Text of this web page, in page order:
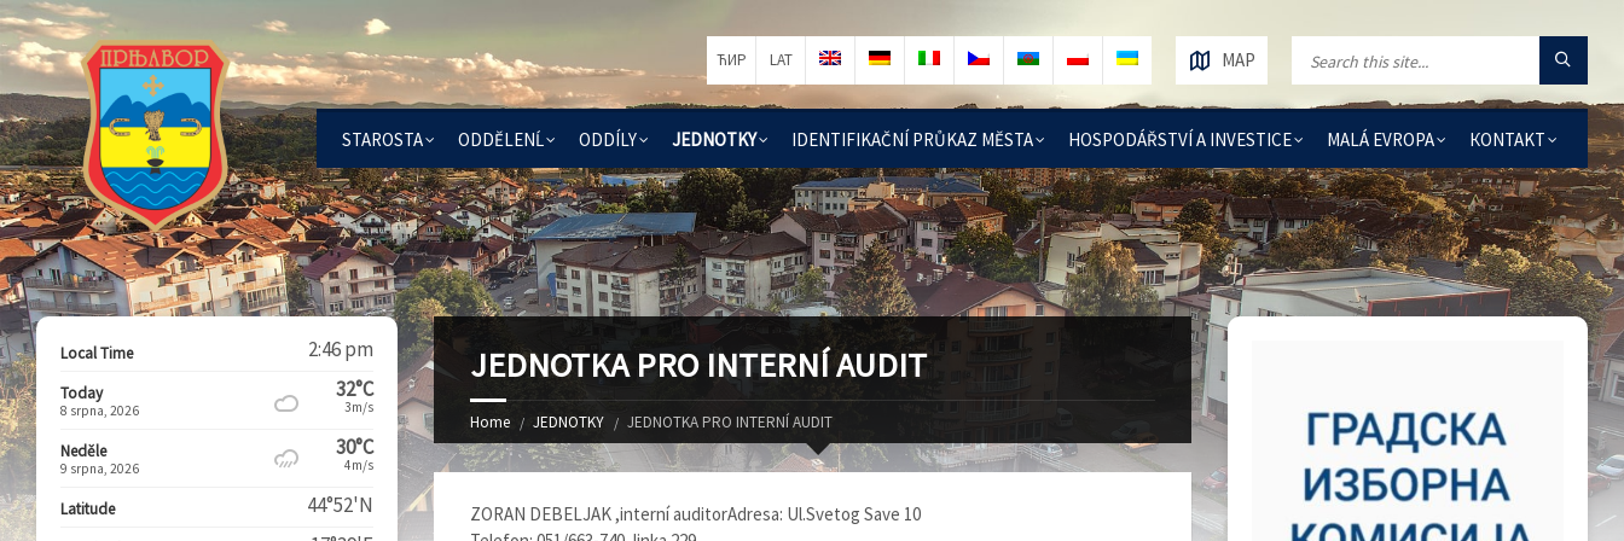
STAROSTA ОDDĔLENĹ ОDDÍLY ЈЕDNOTKY IDENTIFIKAČNÍ PRŮKAZ MĔSTA HOSPODÁŘSTVÍ A INVESTICE MALÁ EVROPA КОNTAKT
MAP
ЋИР LAT
ЈЕDNOTKA PRO INTERNÍ AUDIT
Home ЈЕDNOTKY ЈЕDNOTKA PRO INTERNÍ AUDIT
ZORAN DEBELJAK ,interní auditorАdresa: Ul.Svetog Save 10
Local Time 2:46 pm
Today
8 srpna, 2026
32°C
3m/s
Neděle
9 srpna, 2026
30°C
4m/s
Latitude 44°52'N